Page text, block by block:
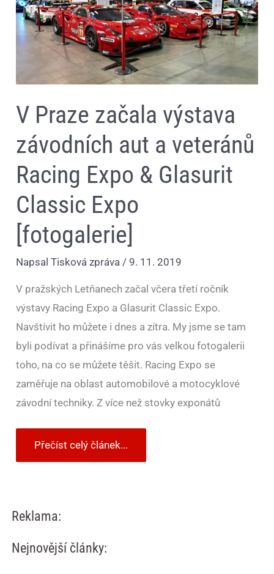
V Praze začala výstava
závodních aut a veteránů
Racing Expo & Glasurit
Classic Expo
[fotogalerie]
NapsalTisková zpráva/ 9. 11. 2019
V pražských Letňanech začal včera třetí ročník
výstavy Racing Expo a Glasurit Classic Expo.
Navštívit ho můžete i dnes a zítra. My jsme se tam
byli podívat a přinášíme pro vás velkou fotogalerii
toho, na co se můžete těšit. Racing Expo se
zaměřuje na oblast automobilové a motocyklové
závodní techniky. Z více než stovky exponátů
aut
a
veteránů
Racing
Expo
Classic
Expo
Přečíst celý článek...
Reklama:
Nejnovější články: